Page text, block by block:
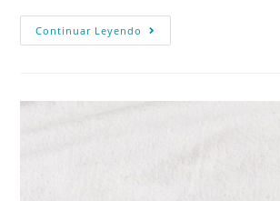
Continuar Leyendo